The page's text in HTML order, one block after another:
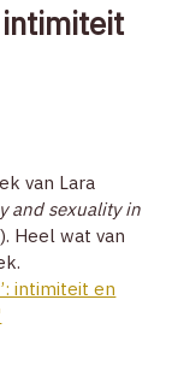
intimiteit
van Lara
and sexuality in
Heel wat van
intimiteit en